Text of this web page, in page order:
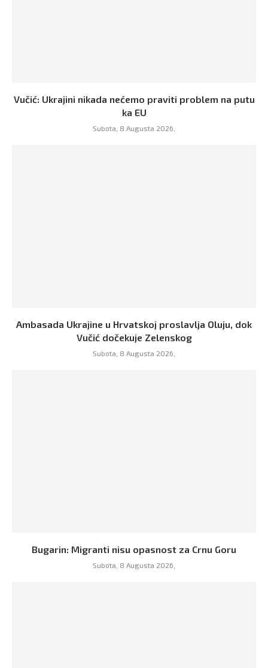
Vučić: Ukrajini nikada nećemo praviti problem na putu
ka EU
Subota, 8 Augusta 2026,
Ambasada Ukrajine u Hrvatskoj proslavlja Oluju, dok
Vučić dočekuje Zelenskog
Subota, 8 Augusta 2026,
Bugarin: Migranti nisu opasnost za Crnu Goru
Subota, 8 Augusta 2026,